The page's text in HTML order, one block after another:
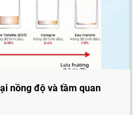
nồng độ và tầm quan